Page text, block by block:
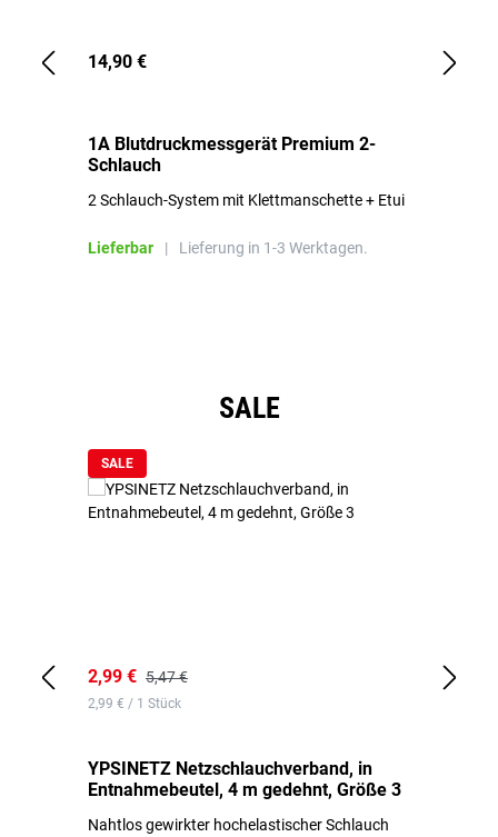
14,90 €
1A Blutdruckmessgerät Premium 2-
Schlauch
2 Schlauch-System mit Klettmanschette + Etui
Lieferbar | Lieferung in 1-3 Werktagen.
SALE
SALE
2,99 € 5,47 €
2,99 € / 1 Stück
YPSINETZ Netzschlauchverband, in
Entnahmebeutel, 4 m gedehnt, Größe 3
Nahtlos gewirkter hochelastischer Schlauch